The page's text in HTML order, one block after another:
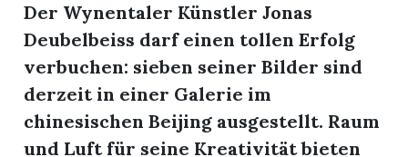
E-
Paper
App
Der Wynentaler Künstler Jonas
Deubelbeiss darf einen tollen Erfolg
verbuchen: sieben seiner Bilder sind
derzeit in einer Galerie im
chinesischen Beijing ausgestellt. Raum
und Luft für seine Kreativität bieten